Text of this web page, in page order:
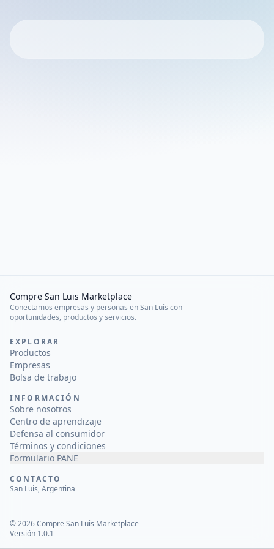
Compre San Luis Marketplace
Conectamos empresas y personas en San Luis con
oportunidades, productos y servicios.
EXPLORAR
Productos
Empresas
Bolsa de trabajo
INFORMACIÓN
Sobre nosotros
Centro de aprendizaje
Defensa al consumidor
Términos y condiciones
Formulario PANE
CONTACTO
San Luis, Argentina
©2026Compre San Luis Marketplace
Versión 1.0.1